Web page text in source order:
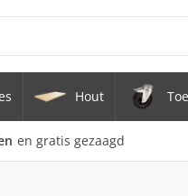
Ø 75 mm
gegalvaniseerde stalen
Hout
en gratis gezaagd